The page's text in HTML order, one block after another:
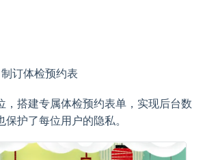
订体检预约表
，搭建专属体检预约表单，实现后台数
护了每位用户的隐私。